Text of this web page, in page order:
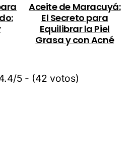
Aceite de Maracuyá:
El Secreto para
Equilibrar la Piel
Grasa y con Acné
5 - (42 votos)